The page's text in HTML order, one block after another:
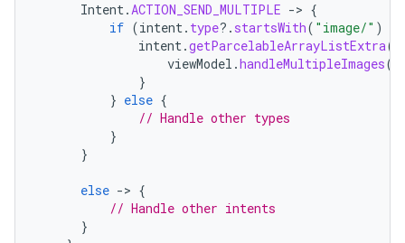
Intent.ACTION_SEND_MULTIPLE -> {
if (intent. type?. startsWith( "image/" )
intent.getParcelableArrayListExtra(
viewModel .handleMultipleImages(
}
} else {
// Handle other types
}
}
else -> {
// Handle other intents
}